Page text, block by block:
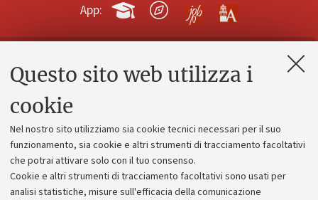
Questo sito web utilizza i
cookie
Nel nostro sito utilizziamo sia cookie tecnici necessari per il suo
funzionamento, sia cookie e altri strumenti di tracciamento facoltativi
che potrai attivare solo con il tuo consenso.
Cookie e altri strumenti di tracciamento facoltativi sono usati per
analisi statistiche, misure sull'efficacia della comunicazione
App:
Contatti e PEC
Alumni community
Piano strategico
Bilanci